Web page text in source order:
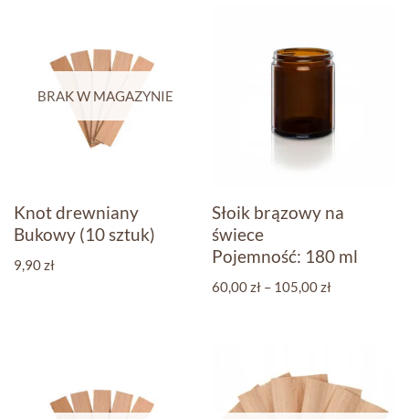
BRAK W MAGAZYNIE
Knot drewniany
Bukowy (10 sztuk)
9,90zł
Słoik brązowy na
świece
Pojemność: 180 ml
60,00zł – 105,00zł